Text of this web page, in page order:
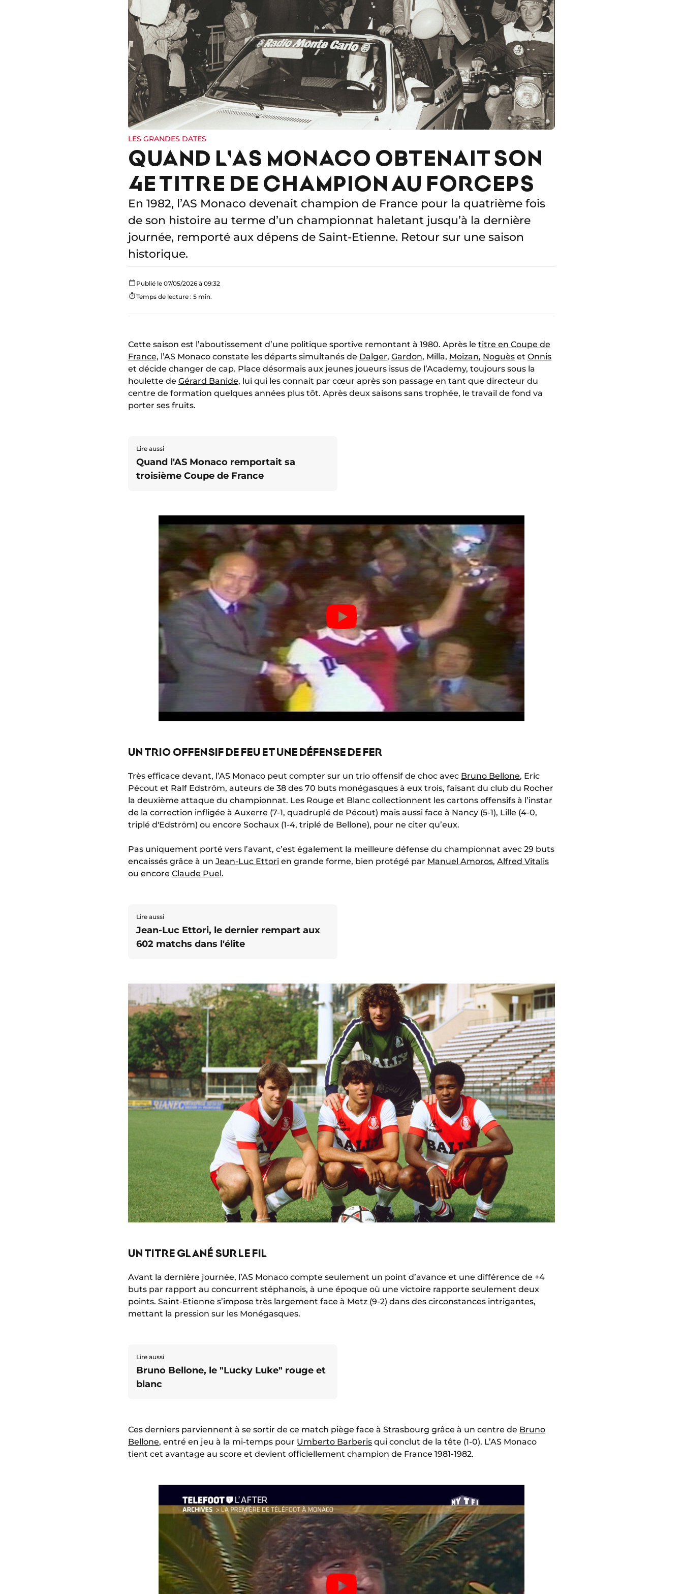
LES GRANDES DATES
QUAND L'AS MONACO OBTENAIT SON
4E TITRE DE CHAMPION AU FORCEPS
En 1982, l’AS Monaco devenait champion de France pour la quatrième fois
de son histoire au terme d’un championnat haletant jusqu’à la dernière
journée, remporté aux dépens de Saint-Etienne. Retour sur une saison
historique.
Publié le 07/05/2026 à 09:32
Temps de lecture : 5 min.
Cette saison est l’aboutissement d’une politique sportive remontant à 1980. Après le titre en Coupe de
France, l’AS Monaco constate les départs simultanés de Dalger, Gardon, Milla, Moizan, Noguès et Onnis
et décide changer de cap. Place désormais aux jeunes joueurs issus de l’Academy, toujours sous la
houlette de Gérard Banide, lui qui les connait par cœur après son passage en tant que directeur du
centre de formation quelques années plus tôt. Après deux saisons sans trophée, le travail de fond va
porter ses fruits.
Lire aussi
Quand l'AS Monaco remportait sa
troisième Coupe de France
UN TRIO OFFENSIF DE FEU ET UNE DÉFENSE DE FER
Très efficace devant, l’AS Monaco peut compter sur un trio offensif de choc avec Bruno Bellone, Eric
Pécout et Ralf Edström, auteurs de 38 des 70 buts monégasques à eux trois, faisant du club du Rocher
la deuxième attaque du championnat. Les Rouge et Blanc collectionnent les cartons offensifs à l’instar
de la correction infligée à Auxerre (7-1, quadruplé de Pécout) mais aussi face à Nancy (5-1), Lille (4-0,
triplé d'Edström) ou encore Sochaux (1-4, triplé de Bellone), pour ne citer qu’eux.
Pas uniquement porté vers l’avant, c’est également la meilleure défense du championnat avec 29 buts
encaissés grâce à un Jean-Luc Ettori en grande forme, bien protégé par Manuel Amoros, Alfred Vitalis
ou encore Claude Puel.
Lire aussi
Jean-Luc Ettori, le dernier rempart aux
602 matchs dans l'élite
UN TITRE GLANÉ SUR LE FIL
Avant la dernière journée, l’AS Monaco compte seulement un point d’avance et une différence de +4
buts par rapport au concurrent stéphanois, à une époque où une victoire rapporte seulement deux
points. Saint-Etienne s’impose très largement face à Metz (9-2) dans des circonstances intrigantes,
mettant la pression sur les Monégasques.
Lire aussi
Bruno Bellone, le "Lucky Luke" rouge et
blanc
Ces derniers parviennent à se sortir de ce match piège face à Strasbourg grâce à un centre de Bruno
Bellone, entré en jeu à la mi-temps pour Umberto Barberis qui conclut de la tête (1-0). L’AS Monaco
tient cet avantage au score et devient officiellement champion de France 1981-1982.